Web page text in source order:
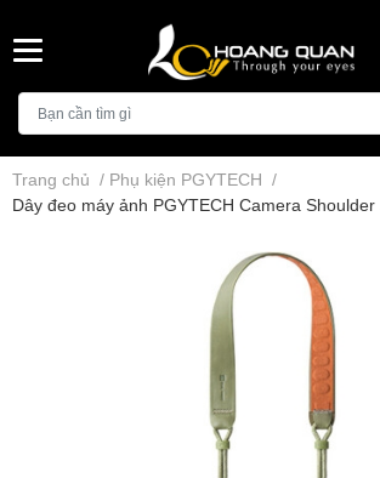
Trang chủ / Phụ kiện PGYTECH /
Dây đeo máy ảnh PGYTECH Camera Shoulder